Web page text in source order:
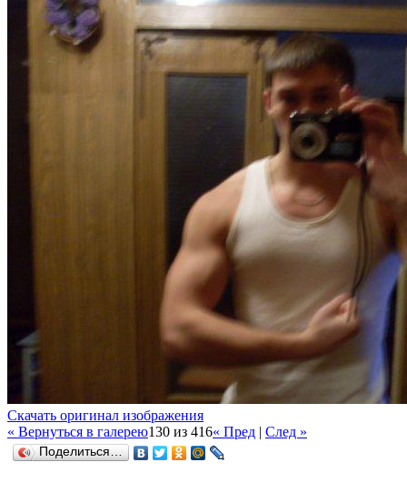
Скачать оригинал изображения
« Вернуться в галерею130 из 416« Пред | След »
Поделиться…